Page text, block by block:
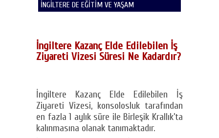
İNGİLTERE DE EĞİTİM VE YAŞAM
İngiltere Kazanç Elde Edilebilen İş
Ziyareti Vizesi Süresi Ne Kadardır?
İngiltere Kazanç Elde Edilebilen İş
Ziyareti Vizesi, konsolosluk tarafından
en fazla 1 aylık süre ile Birleşik Krallık’ta
kalınmasına olanak tanımaktadır.